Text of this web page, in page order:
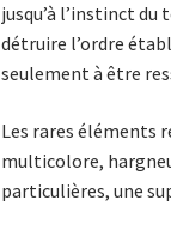
jusqu’à l’instinct du
détruire l’ordre
seulement à être
Les rares éléments
multicolore,
particulières, une